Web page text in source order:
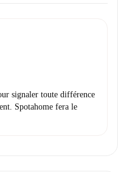
signalé.
signaler toute différence
Spotahome fera le